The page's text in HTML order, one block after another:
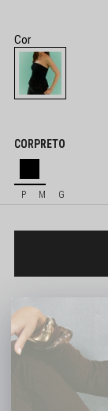
COR PRETO
P M G